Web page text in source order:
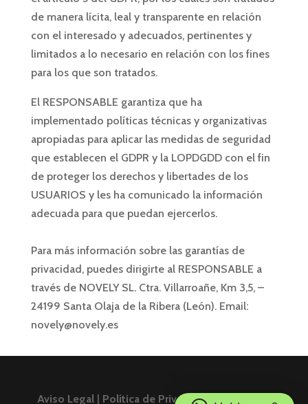
de manera lícita, leal y transparente en relación
con el interesado y adecuados, pertinentes y
limitados a lo necesario en relación con los fines
para los que son tratados.
El RESPONSABLE garantiza que ha
implementado políticas técnicas y organizativas
apropiadas para aplicar las medidas de seguridad
que establecen el GDPR y la LOPDGDD con el fin
de proteger los derechos y libertades de los
USUARIOS y les ha comunicado la información
adecuada para que puedan ejercerlos.
Para más información sobre las garantías de
privacidad, puedes dirigirte al RESPONSABLE a
través de NOVELY SL. Ctra. Villarroañe, Km 3,5, –
24199 Santa Olaja de la Ribera (León). Email:
novely@novely.es
Aviso Legal | Política de Privacidad